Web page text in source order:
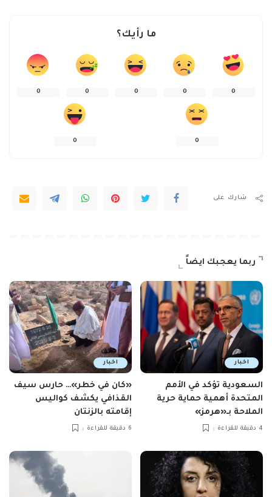
ما رأيك؟
0
0
0
0
0
0
0
شارك على
ربما يعجبك ايضاً
اخبار
السعودية تؤكد في الأمم
المتحدة أهمية حماية حرية
الملاحة بـ«هرمز»
4 دقيقة للقراءة
اخبار
«كان في خطر»… حارس سيف
القذافي يكشف كواليس
إقامته بالزنتان
6 دقيقة للقراءة